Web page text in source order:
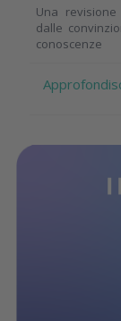
Una
dalle
conoscenze